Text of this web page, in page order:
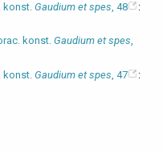
konst. Gaudium et spes, 48
:
konst.Gaudium et spes,
konst. Gaudium et spes, 47
: